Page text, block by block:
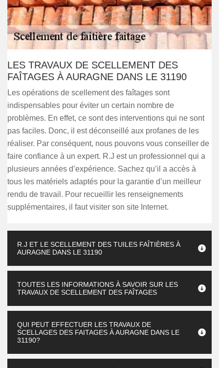
LES TRAVAUX DE SCELLEMENT DES
FAÎTAGES À AURAGNE DANS LE 31190
Les opérations de scellement des faîtages sont
indispensables pour éviter un certain nombre de
problèmes. En effet, ce sont des interventions qui ne sont
pas faciles. Donc, il est déconseillé aux profanes de les
réaliser. Par conséquent, nous pouvons vous conseiller de
faire confiance à un expert. R.J est un professionnel qui a
plusieurs années d’expérience. Sachez qu’il a accès à
tous les matériels adaptés pour la garantie d’un meilleur
rendu de travail. Pour recueillir les renseignements
supplémentaires, il faut visiter son site Internet.
R.J ET LE SCELLEMENT DES TUILES FAÎTIÈRES À
AURAGNE DANS LE 31190
TOUTES LES INFORMATIONS À SAVOIR SUR LES
TRAVAUX DE SCELLEMENT DES FAÎTAGES
QUI PEUT EFFECTUER LES TRAVAUX DE
SCELLAGES DES FAITAGES À AURAGNE DANS LE
31190?